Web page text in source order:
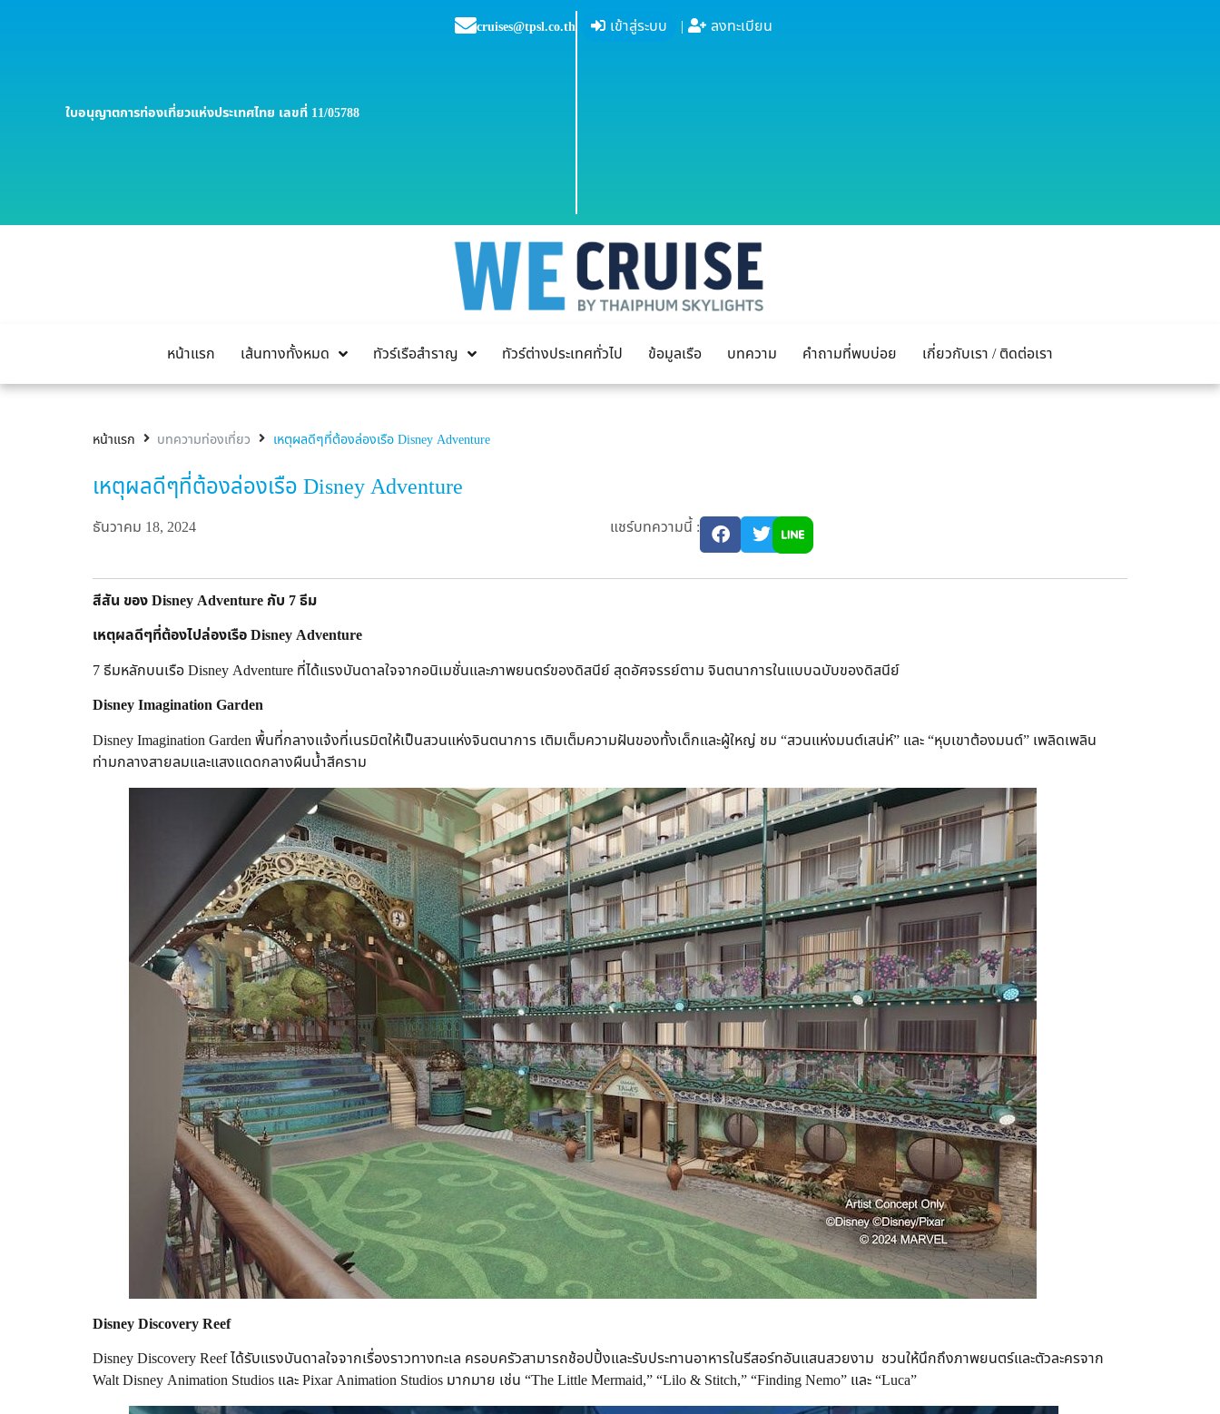
ใบอนุญาตการท่องเที่ยวแห่งประเทศไทย เลขที่ 11/05788
cruises@tpsl.co.th เข้าสู่ระบบ | ลงทะเบียน
หน้าแรก เส้นทางทั้งหมด ทัวร์เรือสำราญ ทัวร์ต่างประเทศทั่วไป ข้อมูลเรือ บทความ คำถามที่พบบ่อย เกี่ยวกับเรา / ติดต่อเรา
หน้าแรก บทความท่องเที่ยว เหตุผลดีๆที่ต้องล่องเรือ Disney Adventure
เหตุผลดีๆที่ต้องล่องเรือ Disney Adventure
ธันวาคม 18, 2024 แชร์บทความนี้ :
สีสัน ของDisney Adventure กับ 7 ธีม
เหตุผลดีๆที่ต้องไปล่องเรือDisney Adventure
7 ธีมหลักบนเรือ Disney Adventure ที่ได้แรงบันดาลใจจากอนิเมชั่นและภาพยนตร์ของดิสนีย์ สุดอัศจรรย์ตาม จินตนาการในแบบฉบับของดิสนีย์
Disney Imagination Garden
Disney Imagination Garden พื้นที่กลางแจ้งที่เนรมิตให้เป็นสวนแห่งจินตนาการ เติมเต็มความฝันของทั้งเด็กและผู้ใหญ่ ชม “สวนแห่งมนต์เสน่ห์” และ “หุบเขาต้องมนต์” เพลิดเพลิน
ท่ามกลางสายลมและแสงแดดกลางผืนน้ำสีคราม
Disney Discovery Reef
Disney Discovery Reef ได้รับแรงบันดาลใจจากเรื่องราวทางทะเล ครอบครัวสามารถช้อปปิ้งและรับประทานอาหารในรีสอร์ทอันแสนสวยงาม ชวนให้นึกถึงภาพยนตร์และตัวละครจาก
Walt Disney Animation Studios และ Pixar Animation Studios มากมาย เช่น “The Little Mermaid,” “Lilo & Stitch,” “Finding Nemo” และ “Luca”